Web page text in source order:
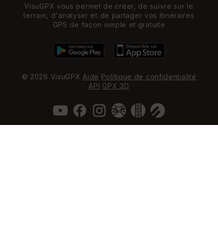
VisuGPX vous permet de créer, de suivre sur le
terrain, d'analyser et de partager vos itinéraires
GPS de façon simple et gratuite
© 2026 VisuGPX Aide Politique de confidentialité
API GPX 3D